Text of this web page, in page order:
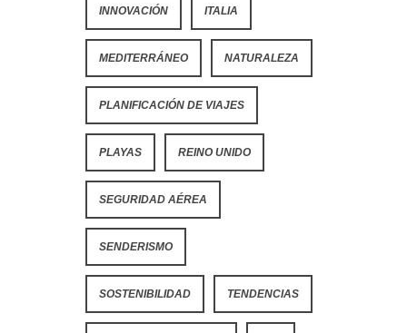
INNOVACIÓN ITALIA
MEDITERRÁNEO NATURALEZA
PLANIFICACIÓN DE VIAJES
PLAYAS REINO UNIDO
SEGURIDAD AÉREA
SENDERISMO
SOSTENIBILIDAD TENDENCIAS